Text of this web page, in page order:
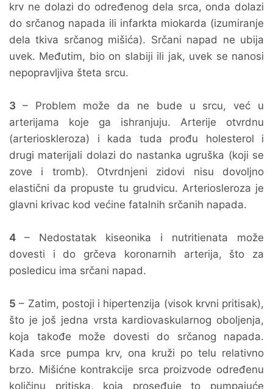
krv ne dolazi do određenog dela srca, onda dolazi
do srčanog napada ili infarkta miokarda (izumiranje
dela tkiva srčanog mišića). Srčani napad ne ubija
uvek. Međutim, bio on slabiji ili jak, uvek se nanosi
nepopravljiva šteta srcu.
3 – Problem može da ne bude u srcu, već u
arterijama koje ga ishranjuju. Arterije otvrdnu
(arterioskleroza) i kada tuda prođu holesterol i
drugi materijali dolazi do nastanka ugruška (koji se
zove i tromb). Otvrdnjeni zidovi nisu dovoljno
elastični da propuste tu grudvicu. Arteriosleroza je
glavni krivac kod većine fatalnih srčanih napada.
4 – Nedostatak kiseonika i nutritienata može
dovesti i do grčeva koronarnih arterija, što za
posledicu ima srčani napad.
5 – Zatim, postoji i hipertenzija (visok krvni pritisak),
što je još jedna vrsta kardiovaskularnog oboljenja,
koja takođe može dovesti do srčanog napada.
Kada srce pumpa krv, ona kruži po telu relativno
brzo. Mišićne kontrakcije srca proizvode određenu
količinu pritiska, koja proseđuje to pumpajuće